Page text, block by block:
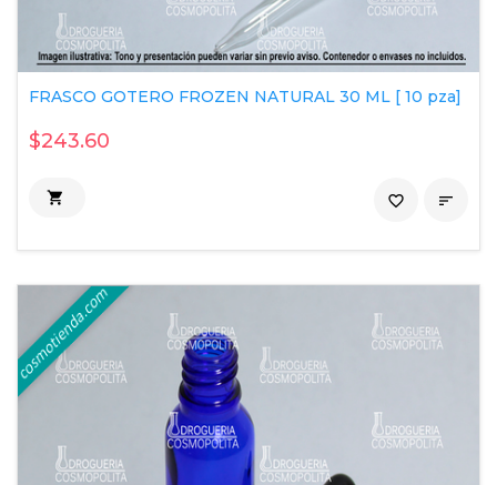
FRASCO GOTERO FROZEN NATURAL 30 ML [ 10 pza]
$243.60
 
favorite_border